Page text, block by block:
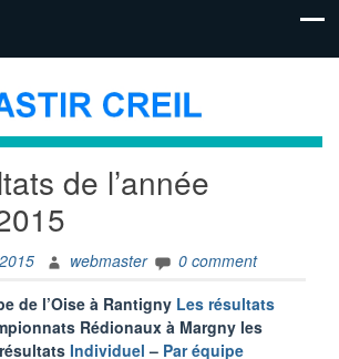
de l’année
webmaster
0 comment
de l’Oise à Rantigny Les résultats
Rédionaux à Margny les
Individuel – Par équipe